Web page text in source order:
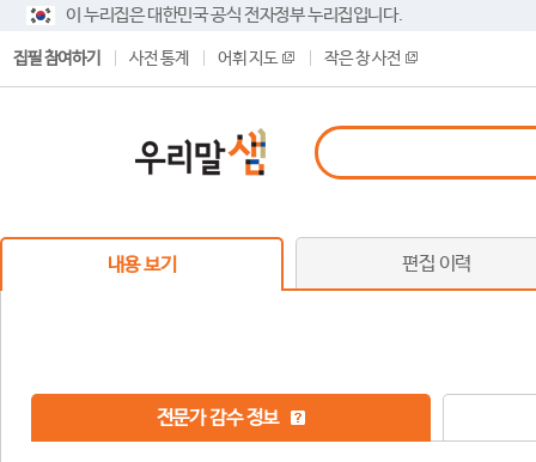
이 누리집은 대한민국 공식 전자정부 누리집입니다.
집필 참여하기 사전 통계 어휘 지도 작은 창 사전
내용 보기 편집 이력
전문가 감수 정보